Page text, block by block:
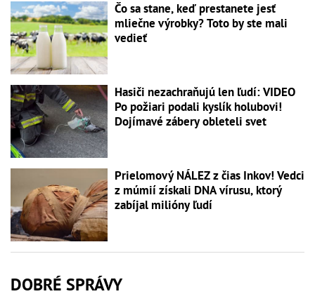
Čo sa stane, keď prestanete jesť
mliečne výrobky? Toto by ste mali
vedieť
Hasiči nezachraňujú len ľudí: VIDEO
Po požiari podali kyslík holubovi!
Dojímavé zábery obleteli svet
Prielomový NÁLEZ z čias Inkov! Vedci
z múmií získali DNA vírusu, ktorý
zabíjal milióny ľudí
DOBRÉ SPRÁVY